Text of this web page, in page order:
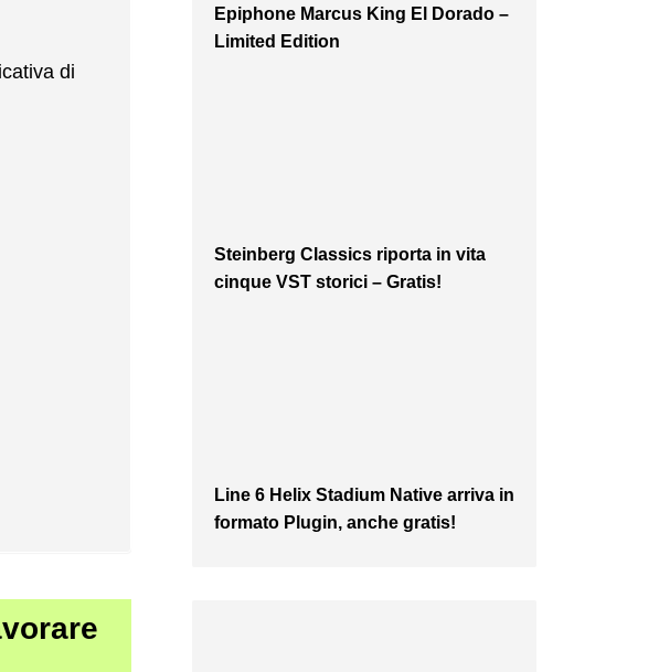
di
Epiphone Marcus King El Dorado –
Limited Edition
Steinberg Classics riporta in vita
cinque VST storici – Gratis!
Line 6 Helix Stadium Native arriva in
formato Plugin, anche gratis!